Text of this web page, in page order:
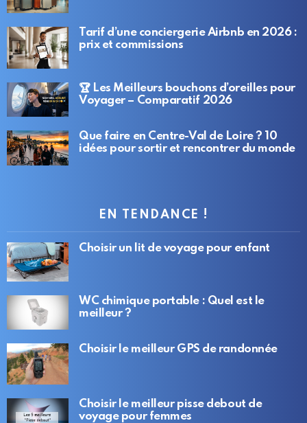
Tarif d’une conciergerie Airbnb en 2026 :
prix et commissions
🏆 Les Meilleurs bouchons d’oreilles pour
Voyager – Comparatif 2026
Que faire en Centre-Val de Loire ? 10
idées pour sortir et rencontrer du monde
EN TENDANCE !
Choisir un lit de voyage pour enfant
WC chimique portable : Quel est le
meilleur ?
Choisir le meilleur GPS de randonnée
Choisir le meilleur pisse debout de
voyage pour femmes